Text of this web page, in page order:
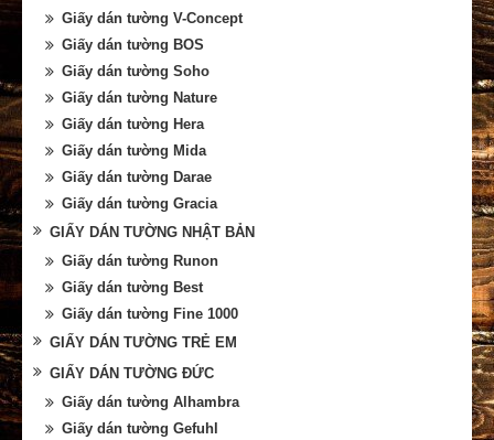
Giấy dán tường V-Concept
Giấy dán tường BOS
Giấy dán tường Soho
Giấy dán tường Nature
Giấy dán tường Hera
Giấy dán tường Mida
Giấy dán tường Darae
Giấy dán tường Gracia
GIẤY DÁN TƯỜNG NHẬT BẢN
Giấy dán tường Runon
Giấy dán tường Best
Giấy dán tường Fine 1000
GIẤY DÁN TƯỜNG TRẺ EM
GIẤY DÁN TƯỜNG ĐỨC
Giấy dán tường Alhambra
Giấy dán tường Gefuhl